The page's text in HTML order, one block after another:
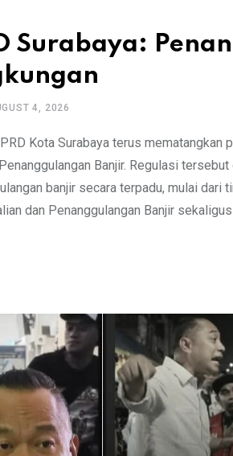
Surabaya:
4, 2026
Kota Surabaya terus mematangkan
Banjir. Regulasi
banjir secara terpadu, mulai
dan Penanggulangan Banjir